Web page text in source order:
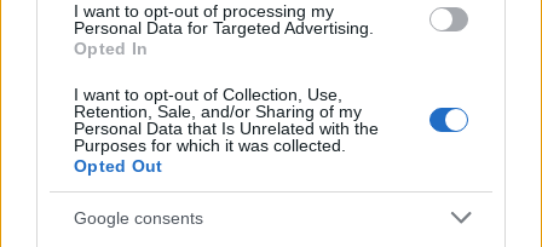
I want to opt-out of processing my
Personal Data for Targeted Advertising.
Opted In
I want to opt-out of Collection, Use,
Retention, Sale, and/or Sharing of my
Personal Data that Is Unrelated with the
Purposes for which it was collected.
Opted Out
Google consents
Passiamo alla Regione Calabria e al passo indietro
del presidenteRoberto Occhiuto
l’immediata ricandidatura. La motivazione è
semplice: tutto è legato all’
di Catanzaro che lo vede indagato per corruzione
con tanto di tentativo di bloccare le opere che si